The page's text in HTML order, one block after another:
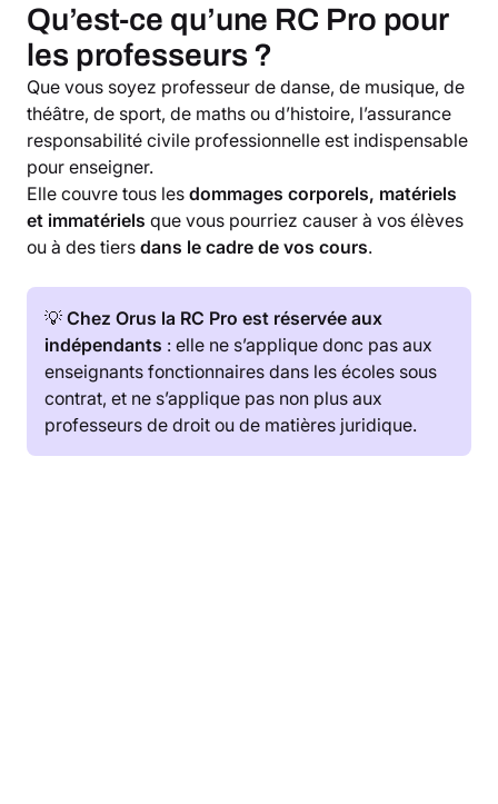
Qu’est-ce qu’une RC Pro pour
les professeurs ?
Que vous soyez professeur de danse, de musique, de
théâtre, de sport, de maths ou d’histoire, l’assurance
responsabilité civile professionnelle est indispensable
pour enseigner.
Elle couvre tous les dommages corporels, matériels
et immatériels que vous pourriez causer à vos élèves
ou à des tiers dans le cadre de vos cours.
💡 Chez Orus la RC Pro est réservée aux
indépendants : elle ne s’applique donc pas aux
enseignants fonctionnaires dans les écoles sous
contrat, et ne s’applique pas non plus aux
professeurs de droit ou de matières juridique.